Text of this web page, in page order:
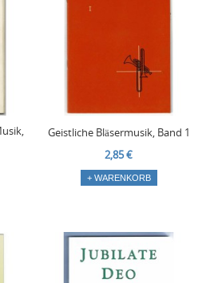
Geistliche Bläsermusik, Band 1
2,85 €
+ WARENKORB